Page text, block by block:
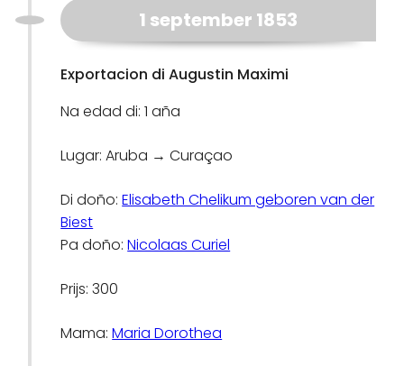
1 september 1853
Exportacion di Augustin Maximi
Na edad di: 1 aña
Lugar: Aruba → Curaçao
Di doño:Elisabeth Chelikum geboren van der
Biest
Pa doño:Nicolaas Curiel
Prijs: 300
Mama:Maria Dorothea